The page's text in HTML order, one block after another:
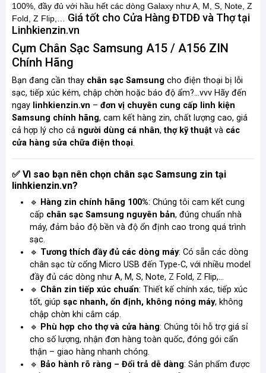
100%, đầy đủ với hầu hết các dòng Galaxy như A, M, S, Note, Z
Fold, Z Flip,… Giá tốt cho Cửa Hàng ĐTDĐ và Thợ tại
Linhkienzin.vn
Cụm Chân Sạc Samsung A15 / A156 ZIN
Chính Hãng
Bạn đang cần thay chân sạc Samsung cho điện thoại bị lỗi
sạc, tiếp xúc kém, chập chờn hoặc báo độ ẩm?...vvv Hãy đến
ngay linhkienzin.vn – đơn vị chuyên cung cấp linh kiện
Samsung chính hãng, cam kết hàng zin, chất lượng cao, giá
cả hợp lý cho cả người dùng cá nhân,thợ kỹ thuật và các
cửa hàng sửa chữa điện thoại.
✅ Vì sao bạn nên chọn chân sạc Samsung zin tại
linhkienzin.vn?
🔹 Hàng zin chính hãng 100%: Chúng tôi cam kết cung
cấp chân sạc Samsung nguyên bản, đúng chuẩn nhà
máy, đảm bảo độ bền và độ ổn định cao trong quá trình
sạc.
🔹 Tương thích đầy đủ các dòng máy: Có sẵn các dòng
chân sạc từ cổng Micro USB đến Type-C, với nhiều model
đầy đủ các dòng như A, M, S, Note, Z Fold, Z Flip,…
🔹 Chân zin tiếp xúc chuẩn: Thiết kế chính xác, tiếp xúc
tốt, giúp sạc nhanh, ổn định, không nóng máy, không
chập chờn khi cắm cáp.
🔹 Phù hợp cho thợ và cửa hàng: Chúng tôi hỗ trợ giá sỉ
cho số lượng, nhận đơn hàng toàn quốc, đóng gói cẩn
thận – giao hàng nhanh chóng.
🔹 Bảo hành rõ ràng – Đổi trả dễ dàng: Sản phẩm được